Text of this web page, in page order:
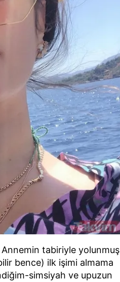
bilgi almak için lütfen
tıklayınız
Annemin tabiriyle yolunmuş
bence) ilk işimi almama
simsiyah ve upuzun